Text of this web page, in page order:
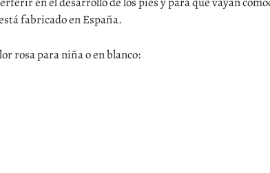
fabricado en España.
rosa para niña o en blanco: